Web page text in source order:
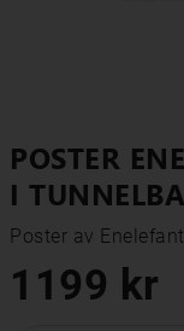
POSTER
I
Poster av Enelefant
1199 kr